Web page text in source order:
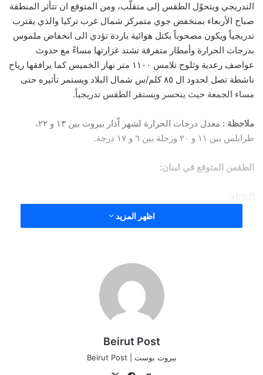
التدريجي ويتحوّل الطقس إلى متقلّب، ومن المتوقع ان تتأثر المنطقة
صباح الأربعاء بمنخفض جوي متمركز شمال غرب تركيا والذي يقترب
تدريجياً ويكون مصحوباً بكتل هوائية باردة تؤدي الى انخفاض ملموس
بدرجات الحرارة وأمطار متفرقة تشتد غزارتها مساءً مع حدوث
عواصف رعدية وثلوج تلامس ١١٠٠ متر نهار الخميس كما يرافقها رياح
ناشطة تصل لحدود ال ٨٥ كلم/س شمال البلاد ويستمر تأثيره حتى
مساء الجمعة حيث ينحسر ويستقر الطقس تدريجياً.
ملاحظة :
معدل درجات الحرارة لشهر اّذار بيروت بين ١٣ و ٢٢،
طرابلس بين ١١ و ٢٠ وزحلة بين ٦ و ١٧ درجة.
الطقس المتوقع في لبنان:
غائم جزئياً بسحب متوسطة مع ظهور طبقات خفيفة من الغبار في
تساقط أمطار خفيفة متفرقة وموحلة خاصة في المناطق الجنوبية
كما تنشط الرياح فتصل سرعتها لحدود ٦٠ كلم/س شمال البلاد .
قليل الغيوم الى غائم جزئياً مع انخفاض اضافي وملحوظ بدرجات
اظهر المزيد
Beirut Post
بيروت بوست | Beirut Post